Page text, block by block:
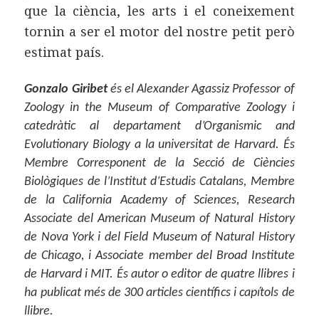
que la ciència, les arts i el coneixement
tornin a ser el motor del nostre petit però
estimat país.
Gonzalo Giribetés el Alexander Agassiz Professor of
Zoology in the Museum of Comparative Zoology i
catedràtic al departament d’Organismic and
Evolutionary Biology a la universitat de Harvard. És
Membre Corresponent de la Secció de Ciències
Biològiques de l’Institut d’Estudis Catalans, Membre
de la California Academy of Sciences, Research
Associate del American Museum of Natural History
de Nova York i del Field Museum of Natural History
de Chicago, i Associate member del Broad Institute
de Harvard i MIT. És autor o editor de quatre llibres i
ha publicat més de 300 articles científics i capítols de
llibre.